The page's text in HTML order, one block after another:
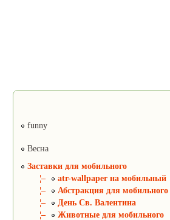
funny
Весна
Заставки для мобильного
¦–
atr-wallpaper на мобильный
¦–
Абстракция для мобильного
¦–
День Св. Валентина
¦–
Животные для мобильного